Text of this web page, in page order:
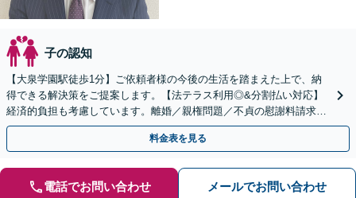
子の認知
【大泉学園駅徒歩1分】ご依頼者様の今後の生活を踏まえた上で、納
得できる解決策をご提案します。【法テラス利用◎&分割払い対応】
経済的負担も考慮しています。離婚／親権問題／不貞の慰謝料請求な
どあらゆる離婚問題はお任せください！【初回相談無料】
料金表を見る
電話でお問い合わせ メールでお問い合わせ